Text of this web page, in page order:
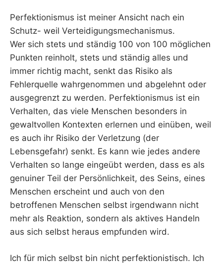
Perfektionismus ist meiner Ansicht nach ein
Schutz- weil Verteidigungsmechanismus.
Wer sich stets und ständig 100 von 100 möglichen
Punkten reinholt, stets und ständig alles und
immer richtig macht, senkt das Risiko als
Fehlerquelle wahrgenommen und abgelehnt oder
ausgegrenzt zu werden. Perfektionismus ist ein
Verhalten, das viele Menschen besonders in
gewaltvollen Kontexten erlernen und einüben, weil
es auch ihr Risiko der Verletzung (der
Lebensgefahr) senkt. Es kann wie jedes andere
Verhalten so lange eingeübt werden, dass es als
genuiner Teil der Persönlichkeit, des Seins, eines
Menschen erscheint und auch von den
betroffenen Menschen selbst irgendwann nicht
mehr als Reaktion, sondern als aktives Handeln
aus sich selbst heraus empfunden wird.
Ich für mich selbst bin nicht perfektionistisch. Ich